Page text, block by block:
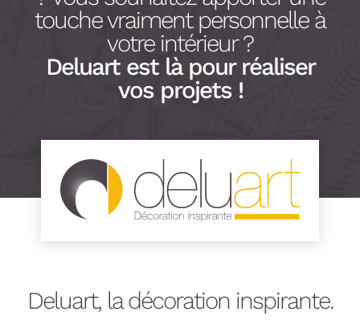
touche vraiment personnelle à
votre intérieur ?
Deluart est là pour réaliser
vos projets !
Deluart, la décoration inspirante.